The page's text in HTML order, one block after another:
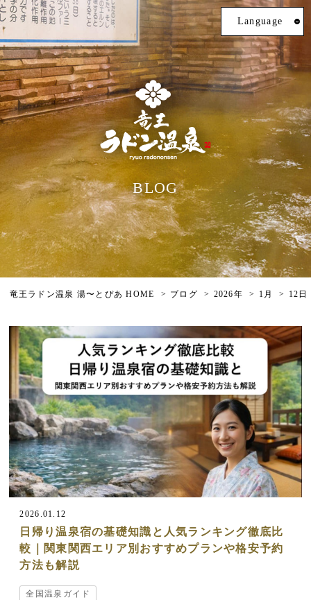
BLOG
Language
竜王ラドン温泉 湯〜とぴあ HOME ブログ 2026年 1月 12日
2026.01.12
日帰り温泉宿の基礎知識と人気ランキング徹底比
較｜関東関西エリア別おすすめプランや格安予約
方法も解説
全国温泉ガイド